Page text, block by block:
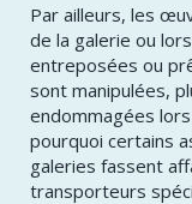
Par ailleurs, les
de la galerie ou
entreposées ou
sont manipulées,
endommagées
pourquoi certains
galeries fassent
transporteurs